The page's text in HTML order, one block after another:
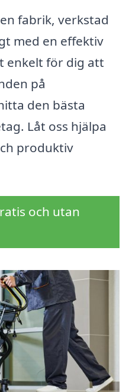
fabrik, verkstad
med en effektiv
enkelt för dig att
på
den bästa
Låt oss hjälpa
produktiv
och utan